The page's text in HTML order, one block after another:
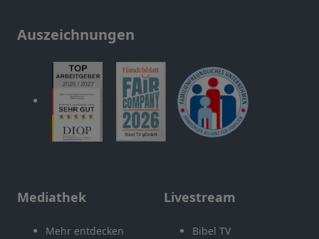
Auszeichnungen
Mediathek
Mehr entdecken
Livestream
Bibel TV